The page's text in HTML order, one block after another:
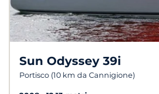
Sun Odyssey 39i
Portisco (10 km da Cannigione)